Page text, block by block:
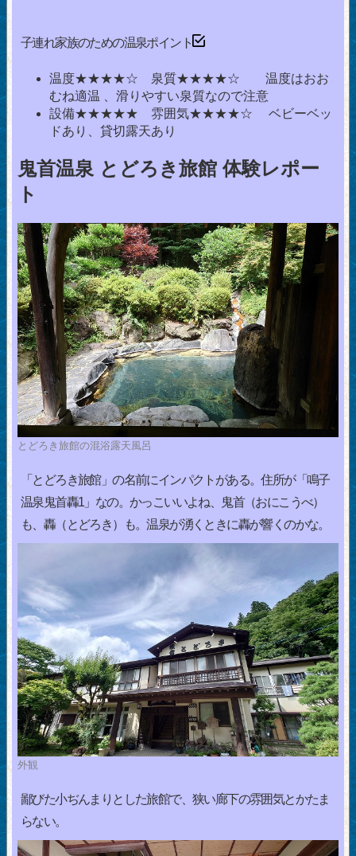
子連れ家族のための温泉ポイント
温度★★★★☆ 泉質★★★★☆ 温度はおお
むね適温 、滑りやすい泉質なので注意
設備★★★★★ 雰囲気★★★★☆ ベビーベッ
ドあり、貸切露天あり
鬼首温泉 とどろき旅館 体験レポー
ト
とどろき旅館の混浴露天風呂
「とどろき旅館」の名前にインパクトがある。住所が「鳴子
温泉鬼首轟1」なの。かっこいいよね、鬼首（おにこうべ）
も、轟（とどろき）も。温泉が湧くときに轟が響くのかな。
外観
鄙びた小ぢんまりとした旅館で、狭い廊下の雰囲気とかたま
らない。